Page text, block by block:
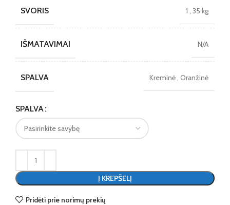
SVORIS 1 , 35 kg
IŠMATAVIMAI N/A
SPALVA Kreminė, Oranžinė
SPALVA
Į KREPŠELĮ
Pridėti prie norimų prekių